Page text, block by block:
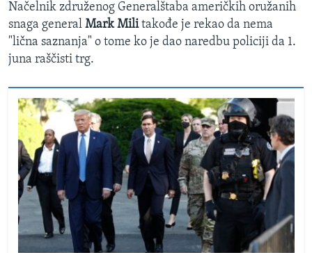
Načelnik združenog Generalštaba američkih oružanih
snaga general Mark Militakođe je rekao da nema
"lična saznanja" o tome ko je dao naredbu policiji da 1.
juna raščisti trg.